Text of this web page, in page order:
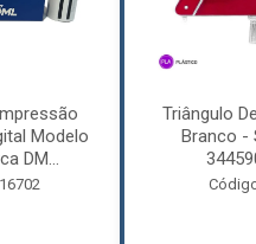
Modelo
DM...
Triângulo
Branco -